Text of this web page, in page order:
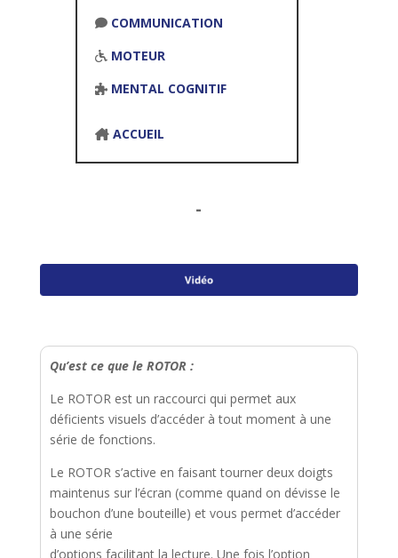
COMMUNICATION
MOTEUR
MENTAL COGNITIF
ACCUEIL
-
Qu’est ce que le ROTOR :
Le ROTOR est un raccourci qui permet aux
déficients visuels d’accéder à tout moment à une
série de fonctions.
Le ROTOR s’active en faisant tourner deux doigts
maintenus sur l’écran (comme quand on dévisse le
bouchon d’une bouteille) et vous permet d’accéder
à une série
d’options facilitant la lecture. Une fois l’option